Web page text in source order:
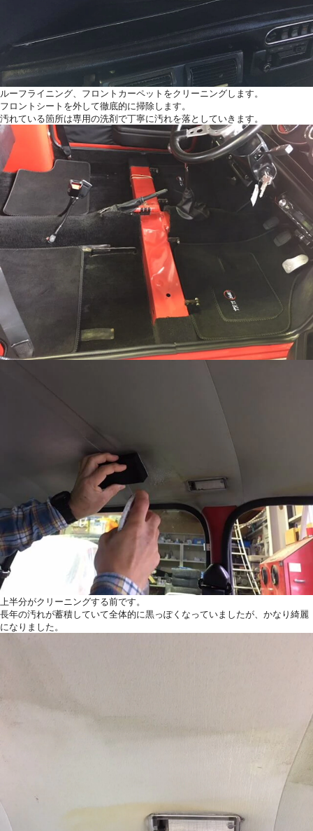
ルーフライニング、フロントカーペットをクリーニングします。
フロントシートを外して徹底的に掃除します。
汚れている箇所は専用の洗剤で丁寧に汚れを落としていきます。
上半分がクリーニングする前です。
長年の汚れが蓄積していて全体的に黒っぽくなっていましたが、かなり綺麗
になりました。